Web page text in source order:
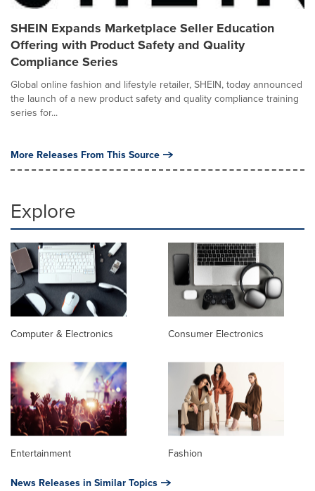
SHEIN Expands Marketplace Seller Education
Offering with Product Safety and Quality
Compliance Series
Global online fashion and lifestyle retailer, SHEIN, today announced
the launch of a new product safety and quality compliance training
series for...
More Releases From This Source
Explore
Computer & Electronics Consumer Electronics
Entertainment Fashion
News Releases in Similar Topics